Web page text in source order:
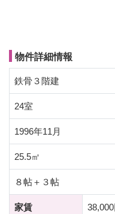
物件詳細情報
鉄骨３階建
24室
1996年11月
25.5㎡
８帖＋３帖
家賃